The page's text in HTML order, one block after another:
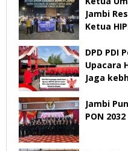
Jambi
Ketua
DPD PDI
Upacara
Jaga
Jambi
PON 2032